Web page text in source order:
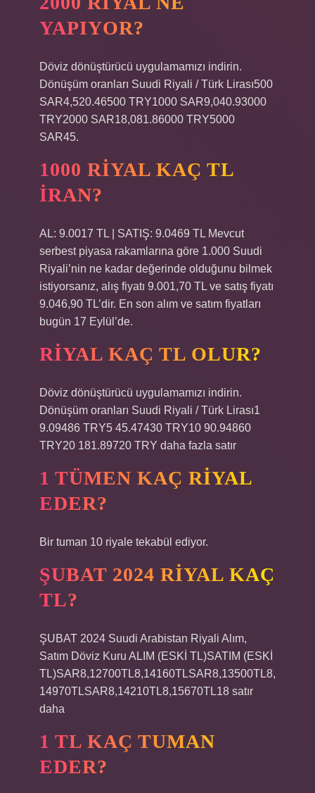
YAPIYOR?
Döviz dönüştürücü uygulamamızı indirin.
Dönüşüm oranları Suudi Riyali / Türk Lirası500
SAR4,520.46500 TRY1000 SAR9,040.93000
TRY2000 SAR18,081.86000 TRY5000
SAR45.
1000 RIYAL KAÇ TL
İRAN?
AL: 9.0017 TL | SATIŞ: 9.0469 TL Mevcut
serbest piyasa rakamlarına göre 1.000 Suudi
Riyali’nin ne kadar değerinde olduğunu bilmek
istiyorsanız, alış fiyatı 9.001,70 TL ve satış fiyatı
9.046,90 TL’dir. En son alım ve satım fiyatları
bugün 17 Eylül’de.
RIYAL KAÇ TL OLUR?
Döviz dönüştürücü uygulamamızı indirin.
Dönüşüm oranları Suudi Riyali / Türk Lirası1
9.09486 TRY5 45.47430 TRY10 90.94860
TRY20 181.89720 TRY daha fazla satır
1 TÜMEN KAÇ RIYAL
EDER?
Bir tuman 10 riyale tekabül ediyor.
ŞUBAT 2024 RIYAL KAÇ
TL?
ŞUBAT 2024 Suudi Arabistan Riyali Alım,
Satım Döviz Kuru ALIM (ESKİ TL)SATIM (ESKİ
TL)SAR8,12700TL8,14160TLSAR8,13500TL8,
14970TLSAR8,14210TL8,15670TL18 satır
daha
1 TL KAÇ TUMAN
EDER?